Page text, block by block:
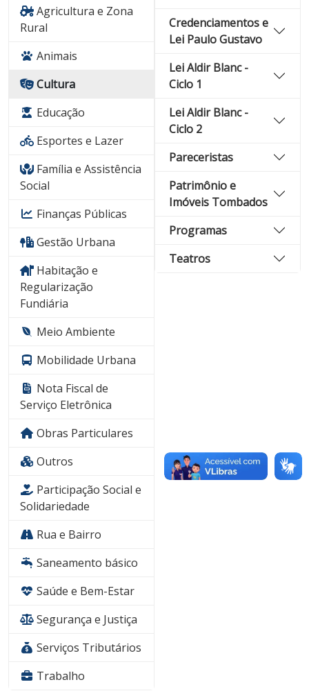
Agricultura e Zona
Rural
Animais
Cultura
Educação
Esportes e Lazer
Família e Assistência
Social
Finanças Públicas
Gestão Urbana
Habitação e
Regularização
Fundiária
Meio Ambiente
Mobilidade Urbana
Nota Fiscal de
Serviço Eletrônica
Obras Particulares
Outros
Participação Social e
Solidariedade
Rua e Bairro
Saneamento básico
Saúde e Bem-Estar
Segurança e Justiça
Serviços Tributários
Trabalho
Credenciamentos e
Lei Paulo Gustavo
Lei Aldir Blanc -
Ciclo 1
Lei Aldir Blanc -
Ciclo 2
Pareceristas
Patrimônio e
Imóveis Tombados
Programas
Teatros